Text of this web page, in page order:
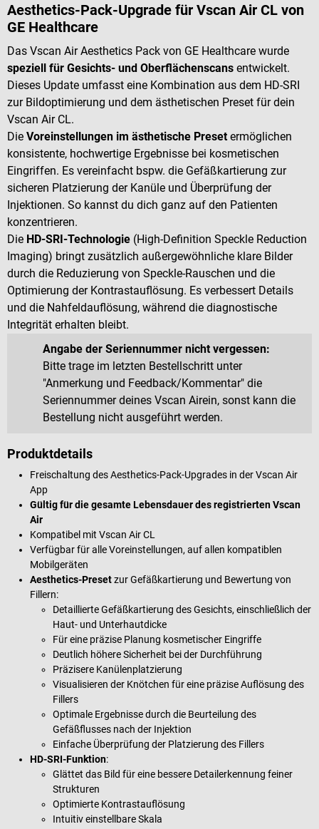
Aesthetics-Pack-Upgrade für Vscan Air CL von
GE Healthcare
Das Vscan Air Aesthetics Pack von GE Healthcare wurde
speziell für Gesichts- und Oberflächenscans entwickelt.
Dieses Update umfasst eine Kombination aus dem HD-SRI
zur Bildoptimierung und dem ästhetischen Preset für dein
Vscan Air CL.
Die Voreinstellungen im ästhetische Preset ermöglichen
konsistente, hochwertige Ergebnisse bei kosmetischen
Eingriffen. Es vereinfacht bspw. die Gefäßkartierung zur
sicheren Platzierung der Kanüle und Überprüfung der
Injektionen. So kannst du dich ganz auf den Patienten
konzentrieren.
Die HD-SRI-Technologie (High-Definition Speckle Reduction
Imaging) bringt zusätzlich außergewöhnliche klare Bilder
durch die Reduzierung von Speckle-Rauschen und die
Optimierung der Kontrastauflösung. Es verbessert Details
und die Nahfeldauflösung, während die diagnostische
Integrität erhalten bleibt.
Angabe der Seriennummer nicht vergessen:
Bitte trage im letzten Bestellschritt unter
"Anmerkung und Feedback/Kommentar" die
Seriennummer deines Vscan Airein, sonst kann die
Bestellung nicht ausgeführt werden.
Produktdetails
Freischaltung des Aesthetics-Pack-Upgrades in der Vscan Air
App
Gültig für die gesamte Lebensdauer des registrierten Vscan
Air
Kompatibel mit Vscan Air CL
Verfügbar für alle Voreinstellungen, auf allen kompatiblen
Mobilgeräten
Aesthetics-Presetzur Gefäßkartierung und Bewertung von
Fillern:
Detaillierte Gefäßkartierung des Gesichts, einschließlich der
Haut- und Unterhautdicke
Für eine präzise Planung kosmetischer Eingriffe
Deutlich höhere Sicherheit bei der Durchführung
Präzisere Kanülenplatzierung
Visualisieren der Knötchen für eine präzise Auflösung des
Fillers
Optimale Ergebnisse durch die Beurteilung des
Gefäßflusses nach der Injektion
Einfache Überprüfung der Platzierung des Fillers
HD-SRI-Funktion:
Glättet das Bild für eine bessere Detailerkennung feiner
Strukturen
Optimierte Kontrastauflösung
Intuitiv einstellbare Skala